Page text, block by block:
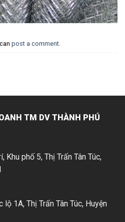
post a comment
TM DV THÀNH PHÚ
Khu phố 5, Thị Trấn Tân Túc,
lộ 1A, Thị Trấn Tân Túc, Huyện